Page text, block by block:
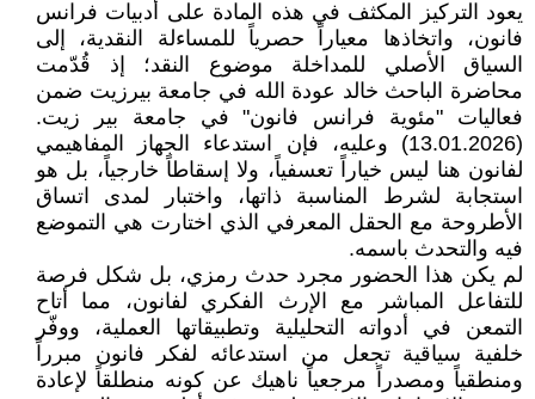
يعود التركيز المكثف في هذه المادة على أدبيات فرانس
فانون، واتخاذها معياراً حصرياً للمساءلة النقدية، إلى
السياق الأصلي للمداخلة موضوع النقد؛ إذ قُدّمت
محاضرة الباحث خالد عودة الله في جامعة بيرزيت ضمن
فعاليات "مئوية فرانس فانون" في جامعة بير زيت.
(13.01.2026) وعليه، فإن استدعاء الجهاز المفاهيمي
لفانون هنا ليس خياراً تعسفياً، ولا إسقاطاً خارجياً، بل هو
استجابة لشرط المناسبة ذاتها، واختبار لمدى اتساق
الأطروحة مع الحقل المعرفي الذي اختارت هي التموضع
فيه والتحدث باسمه.
لم يكن هذا الحضور مجرد حدث رمزي، بل شكل فرصة
للتفاعل المباشر مع الإرث الفكري لفانون، مما أتاح
التمعن في أدواته التحليلية وتطبيقاتها العملية، ووفّر
خلفية سياقية تجعل من استدعائه لفكر فانون مبرراً
ومنطقياً ومصدراً مرجعياً ناهيك عن كونه منطلقاً لإعادة